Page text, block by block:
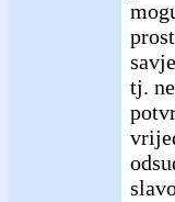
tj.